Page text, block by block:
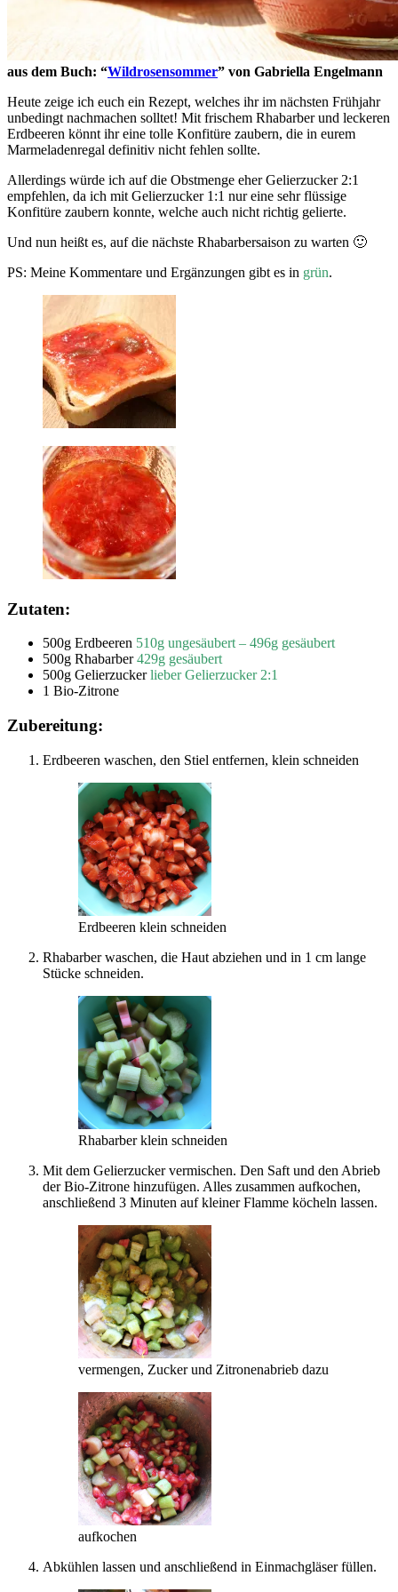
aus dem Buch: “Wildrosensommer” von Gabriella Engelmann
Heute zeige ich euch ein Rezept, welches ihr im nächsten Frühjahr
unbedingt nachmachen solltet! Mit frischem Rhabarber und leckeren
Erdbeeren könnt ihr eine tolle Konfitüre zaubern, die in eurem
Marmeladenregal definitiv nicht fehlen sollte.
Allerdings würde ich auf die Obstmenge eher Gelierzucker 2:1
empfehlen, da ich mit Gelierzucker 1:1 nur eine sehr flüssige
Konfitüre zaubern konnte, welche auch nicht richtig gelierte.
Und nun heißt es, auf die nächste Rhabarbersaison zu warten 🙂
PS: Meine Kommentare und Ergänzungen gibt es in grün.
Zutaten:
500g Erdbeeren 510g ungesäubert – 496g gesäubert
500g Rhabarber429g gesäubert
500g Gelierzuckerlieber Gelierzucker 2:1
1 Bio-Zitrone
Zubereitung:
Erdbeeren waschen, den Stiel entfernen, klein schneiden
Erdbeeren klein schneiden
Rhabarber waschen, die Haut abziehen und in 1 cm lange
Stücke schneiden.
Rhabarber klein schneiden
Mit dem Gelierzucker vermischen. Den Saft und den Abrieb
der Bio-Zitrone hinzufügen. Alles zusammen aufkochen,
anschließend 3 Minuten auf kleiner Flamme köcheln lassen.
vermengen, Zucker und Zitronenabrieb dazu
aufkochen
Abkühlen lassen und anschließend in Einmachgläser füllen.